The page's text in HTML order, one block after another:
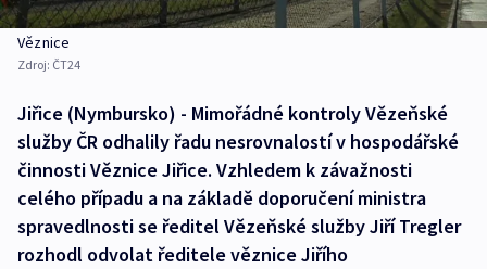
Věznice
Zdroj: ČT24
Jiřice (Nymbursko) - Mimořádné kontroly Vězeňské
služby ČR odhalily řadu nesrovnalostí v hospodářské
činnosti Věznice Jiřice. Vzhledem k závažnosti
celého případu a na základě doporučení ministra
spravedlnosti se ředitel Vězeňské služby Jiří Tregler
rozhodl odvolat ředitele věznice Jiřího